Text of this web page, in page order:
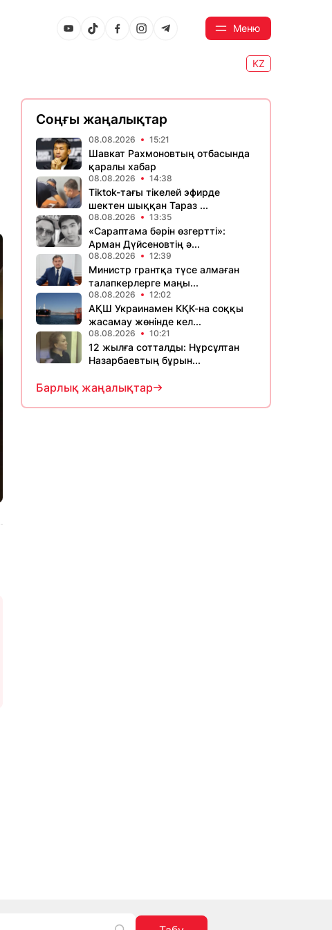
Меню
KZ
Соңғы жаңалықтар
08.08.2026 15:21
Шавкат Рахмоновтың отбасында
қаралы хабар
08.08.2026 14:38
Tiktok-тағы тікелей эфирде
шектен шыққан Тараз ...
08.08.2026 13:35
«Сараптама бәрін өзгертті»:
Арман Дүйсеновтің ә...
08.08.2026 12:39
Министр грантқа түсе алмаған
талапкерлерге маңы...
08.08.2026 12:02
АҚШ Украинамен КҚК-на соққы
жасамау жөнінде кел...
08.08.2026 10:21
12 жылға сотталды: Нұрсұлтан
Назарбаевтың бұрын...
Барлық жаңалықтар